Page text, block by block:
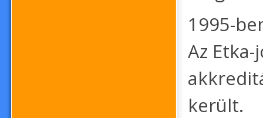
1995-
Az
került.